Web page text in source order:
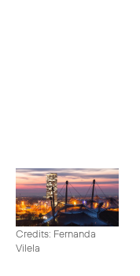
Credits: Fernanda
Vilela